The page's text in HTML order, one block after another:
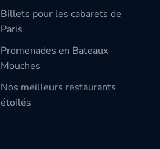
Billets pour les cabarets de
Paris
Promenades en Bateaux
Mouches
Nos meilleurs restaurants
étoilés